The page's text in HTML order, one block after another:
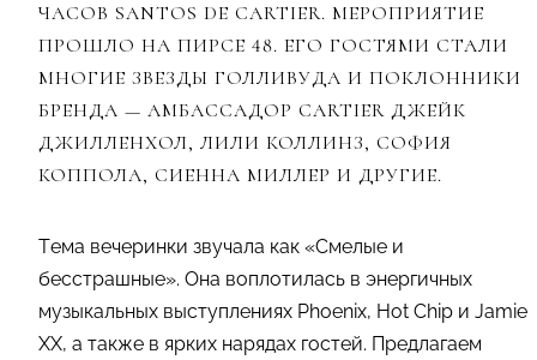
ЧАСОВ SANTOS DE CARTIER. МЕРОПРИЯТИЕ
ПРОШЛО НА ПИРСЕ 48. ЕГО ГОСТЯМИ СТАЛИ
МНОГИЕ ЗВЕЗДЫ ГОЛЛИВУДА И ПОКЛОННИКИ
БРЕНДА — АМБАССАДОР CARTIER ДЖЕЙК
ДЖИЛЛЕНХОЛ, ЛИЛИ КОЛЛИНЗ, СОФИЯ
КОППОЛА, СИЕННА МИЛЛЕР И ДРУГИЕ.
Тема вечеринки звучала как «Смелые и
бесстрашные». Она воплотилась в энергичных
музыкальных выступлениях Phoenix, Hot Chip и Jamie
XX, а также в ярких нарядах гостей. Предлагаем